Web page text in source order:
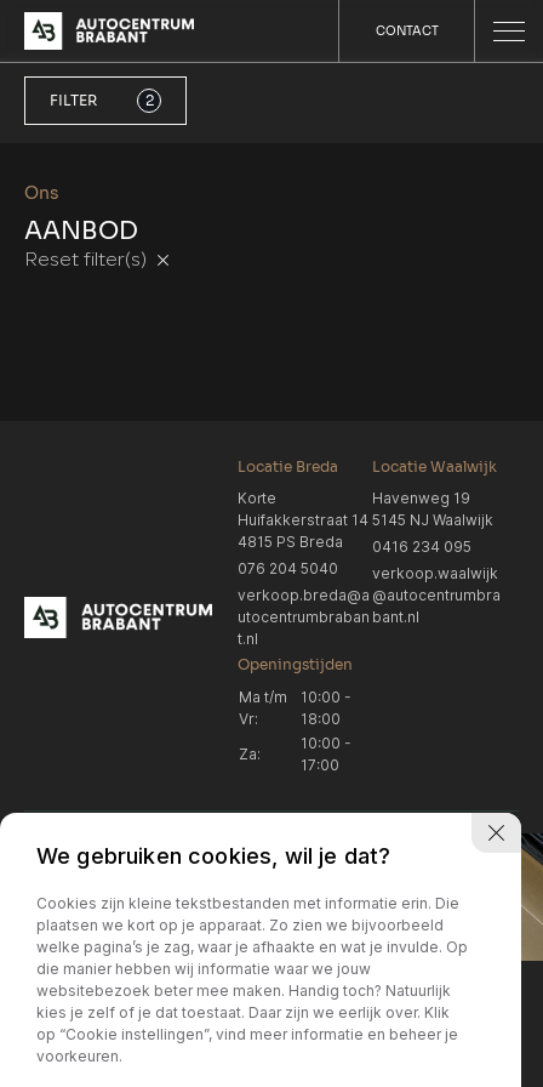
CONTACT
Ons
AANBOD
Reset filter(s)
FILTER 2
Locatie Breda
Korte
Huifakkerstraat 14
4815 PS Breda
076 204 5040
verkoop.breda@a
utocentrumbraban
t.nl
Locatie Waalwijk
Havenweg 19
5145 NJ Waalwijk
0416 234 095
verkoop.waalwijk
@autocentrumbra
bant.nl
Openingstijden
Ma t/m
Vr:
10:00 -
18:00
Za:
10:00 -
17:00
Locatie Breda
076 204 5040
Locatie Breda
verkoop.breda@autocentrum
brabant.nl
Locatie Breda
Korte Huifakkerstraat 14
4815 PS Breda
Locatie Breda
+31 076 204 5040
We gebruiken cookies, wil je dat?
Cookies zijn kleine tekstbestanden met informatie erin. Die
plaatsen we kort op je apparaat. Zo zien we bijvoorbeeld
welke pagina’s je zag, waar je afhaakte en wat je invulde. Op
die manier hebben wij informatie waar we jouw
websitebezoek beter mee maken. Handig toch? Natuurlijk
kies je zelf of je dat toestaat. Daar zijn we eerlijk over. Klik
op “Cookie instellingen”, vind meer informatie en beheer je
voorkeuren.